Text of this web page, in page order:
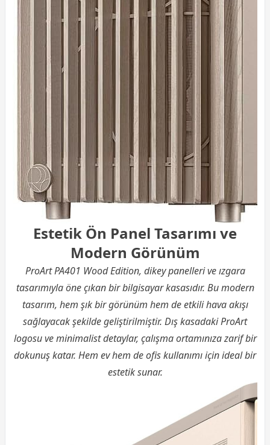
Estetik Ön Panel Tasarımı ve
Modern Görünüm
ProArt PA401 Wood Edition, dikey panelleri ve ızgara
tasarımıyla öne çıkan bir bilgisayar kasasıdır. Bu modern
tasarım, hem şık bir görünüm hem de etkili hava akışı
sağlayacak şekilde geliştirilmiştir. Dış kasadaki ProArt
logosu ve minimalist detaylar, çalışma ortamınıza zarif bir
dokunuş katar. Hem ev hem de ofis kullanımı için ideal bir
estetik sunar.